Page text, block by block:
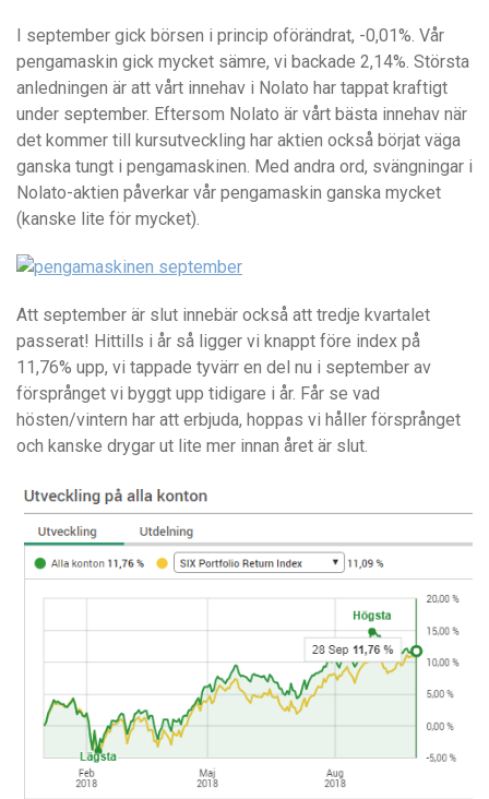
I september gick börsen i princip oförändrat, -0,01%. Vår
pengamaskin gick mycket sämre, vi backade 2,14%. Största
anledningen är att vårt innehav i Nolato har tappat kraftigt
under september. Eftersom Nolato är vårt bästa innehav när
det kommer till kursutveckling har aktien också börjat väga
ganska tungt i pengamaskinen. Med andra ord, svängningar i
Nolato-aktien påverkar vår pengamaskin ganska mycket
(kanske lite för mycket).
Att september är slut innebär också att tredje kvartalet
passerat! Hittills i år så ligger vi knappt före index på
11,76% upp, vi tappade tyvärr en del nu i september av
försprånget vi byggt upp tidigare i år. Får se vad
hösten/vintern har att erbjuda, hoppas vi håller försprånget
och kanske drygar ut lite mer innan året är slut.